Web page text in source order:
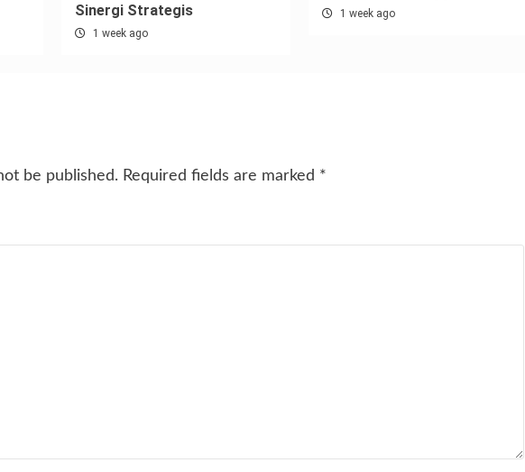
Sinergi Strategis
1 week ago
1 week ago
be published. Required fields are marked *